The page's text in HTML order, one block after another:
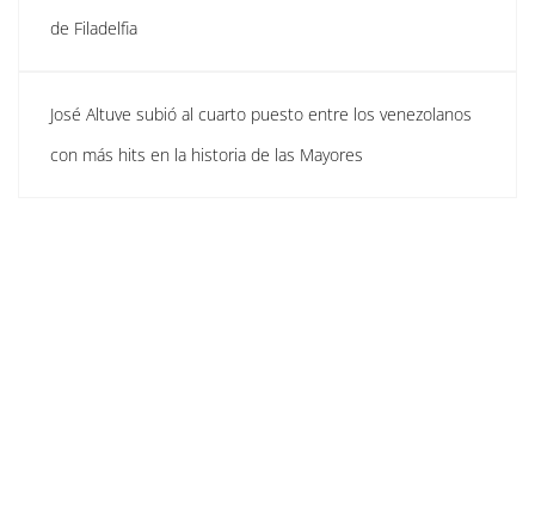
de Filadelfia
José Altuve subió al cuarto puesto entre los venezolanos
con más hits en la historia de las Mayores